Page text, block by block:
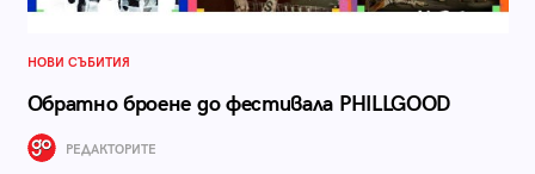
НОВИ СЪБИТИЯ
Обратно броене до фестивала PHILLGOOD
РЕДАКТОРИТЕ